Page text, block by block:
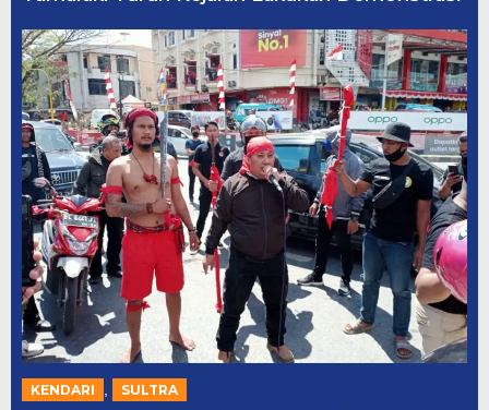
KENDARI SULTRA